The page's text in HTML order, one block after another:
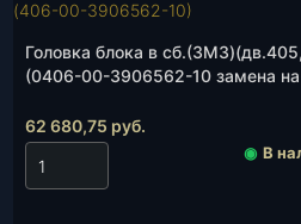
Головка блока в
(0406-00-3906562-10 замена
62 680,75 руб.
◉ В